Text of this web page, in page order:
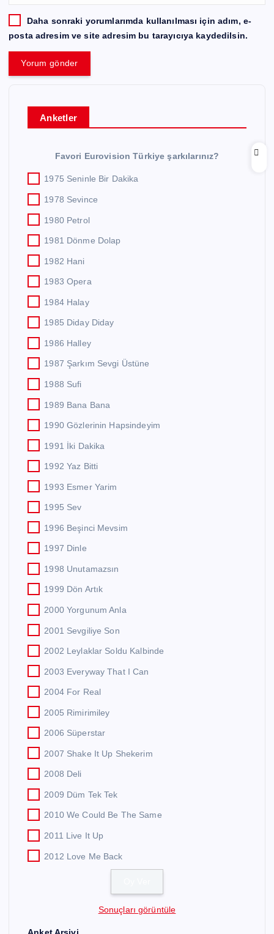
Daha sonraki yorumlarımda kullanılması için adım, e-
posta adresim ve site adresim bu tarayıcıya kaydedilsin.
Anketler
Favori Eurovision Türkiye şarkılarınız?
1975 Seninle Bir Dakika
1978 Sevince
1980 Petrol
1981 Dönme Dolap
1982 Hani
1983 Opera
1984 Halay
1985 Diday Diday
1986 Halley
1987 Şarkım Sevgi Üstüne
1988 Sufi
1989 Bana Bana
1990 Gözlerinin Hapsindeyim
1991 İki Dakika
1992 Yaz Bitti
1993 Esmer Yarim
1995 Sev
1996 Beşinci Mevsim
1997 Dinle
1998 Unutamazsın
1999 Dön Artık
2000 Yorgunum Anla
2001 Sevgiliye Son
2002 Leylaklar Soldu Kalbinde
2003 Everyway That I Can
2004 For Real
2005 Rimirimiley
2006 Süperstar
2007 Shake It Up Shekerim
2008 Deli
2009 Düm Tek Tek
2010 We Could Be The Same
2011 Live It Up
2012 Love Me Back
Sonuçları görüntüle